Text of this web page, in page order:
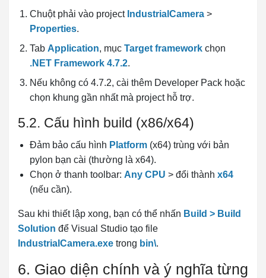
Chuột phải vào project IndustrialCamera >
Properties.
Tab Application, mục Target framework chọn
.NET Framework 4.7.2.
Nếu không có 4.7.2, cài thêm Developer Pack hoặc
chọn khung gần nhất mà project hỗ trợ.
5.2. Cấu hình build (x86/x64)
Đảm bảo cấu hình Platform (x64) trùng với bản
pylon bạn cài (thường là x64).
Chọn ở thanh toolbar: Any CPU > đổi thành x64
(nếu cần).
Sau khi thiết lập xong, bạn có thể nhấn Build > Build
Solution để Visual Studio tạo file
IndustrialCamera.exe trong bin\.
6. Giao diện chính và ý nghĩa từng